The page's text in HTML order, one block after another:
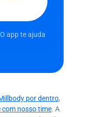
app te ajuda
por dentro,
com nosso time. A